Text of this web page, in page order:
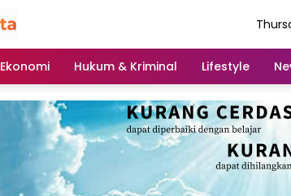
Ekonomi Hukum & Kriminal Lifestyle